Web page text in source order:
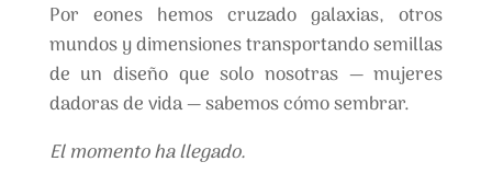
Por eones hemos cruzado galaxias, otros
mundos y dimensiones transportando semillas
de un diseño que solo nosotras — mujeres
dadoras de vida — sabemos cómo sembrar.
El momento ha llegado.